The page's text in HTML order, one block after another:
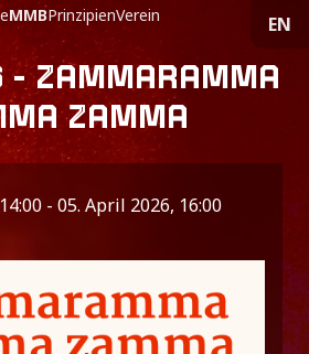
MMBPrinzipienVerein EN
- ZAMMARAMMA
ZAMMA
- 05. April 2026, 16:00